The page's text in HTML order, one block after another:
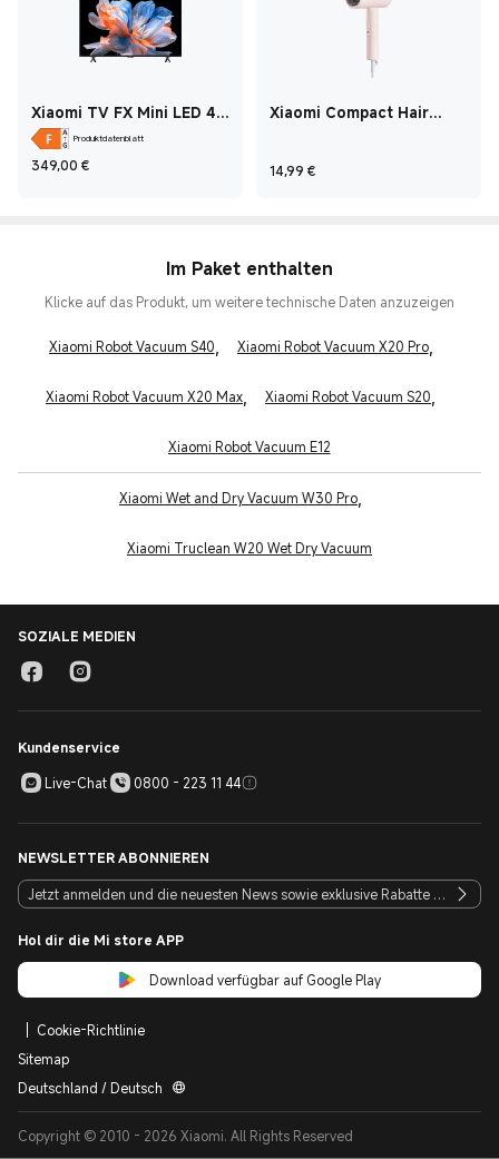
Xiaomi TV FX Mini LED 43
2026 Produktdatenblatt
349,00 €
Xiaomi Compact Hair
14,99 €
Im Paket enthalten
Klicke auf das Produkt, um weitere technische Daten anzuzeigen
Xiaomi Robot Vacuum S40, Xiaomi Robot Vacuum X20 Pro,
Xiaomi Robot Vacuum X20 Max, Xiaomi Robot Vacuum S20,
Xiaomi Robot Vacuum E12
Xiaomi Wet and Dry Vacuum W30 Pro,
Xiaomi Truclean W20 Wet Dry Vacuum
SOZIALE MEDIEN
Kundenservice
Live-Chat
0800 - 223 11 44
NEWSLETTER ABONNIEREN
Hol dir die Mi store APP
Download verfügbar auf Google Play
Cookie-Richtlinie
Sitemap
Deutschland / Deutsch
Copyright © 2010 - 2026 Xiaomi. All Rights Reserved